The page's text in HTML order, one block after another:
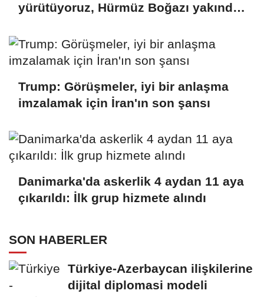
yürütüyoruz, Hürmüz Boğazı yakında
Trump: Görüşmeler, iyi bir anlaşma
imzalamak için İran'ın son şansı
Danimarka'da askerlik 4 aydan 11 aya
çıkarıldı: İlk grup hizmete alındı
SON HABERLER
Türkiye-Azerbaycan ilişkilerine
dijital diplomasi modeli